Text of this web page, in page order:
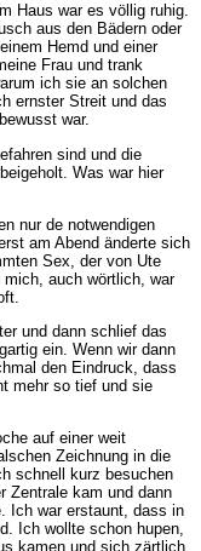
Haus war es völlig ruhig.
aus den Bädern oder
Hemd und einer
Frau und trank
ich sie an solchen
ernster Streit und das
war.
sind und die
Was war hier
nur de notwendigen
am Abend änderte sich
Sex, der von Ute
mich, auch wörtlich, war
und dann schlief das
ein. Wenn wir dann
den Eindruck, dass
mehr so tief und sie
auf einer weit
Zeichnung in die
schnell kurz besuchen
Zentrale kam und dann
Ich war erstaunt, dass in
Ich wollte schon hupen,
kamen und sich zärtlich